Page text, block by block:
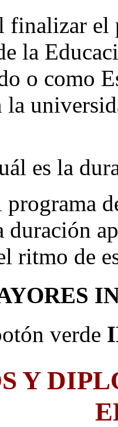
finalizar el
la
o como
la
es la
duración
ritmo de
verde
Y